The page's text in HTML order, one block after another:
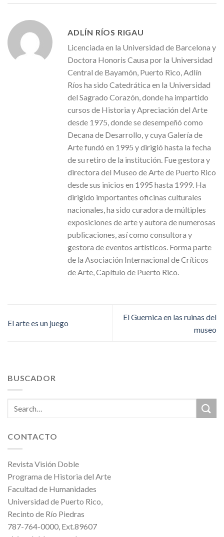
ADLÍN RÍOS RIGAU
Licenciada en la Universidad de Barcelona y
Doctora Honoris Causa por la Universidad
Central de Bayamón, Puerto Rico, Adlín
Ríos ha sido Catedrática en la Universidad
del Sagrado Corazón, donde ha impartido
cursos de Historia y Apreciación del Arte
desde 1975, donde se desempeñó como
Decana de Desarrollo, y cuya Galería de
Arte fundó en 1995 y dirigió hasta la fecha
de su retiro de la institución. Fue gestora y
directora del Museo de Arte de Puerto Rico
desde sus inicios en 1995 hasta 1999. Ha
dirigido importantes oficinas culturales
nacionales, ha sido curadora de múltiples
exposiciones de arte y autora de numerosas
publicaciones, así como consultora y
gestora de eventos artísticos. Forma parte
de la Asociación Internacional de Críticos
de Arte, Capítulo de Puerto Rico.
El arte es un juego
El Guernica en las ruinas del
museo
BUSCADOR
CONTACTO
Revista Visión Doble
Programa de Historia del Arte
Facultad de Humanidades
Universidad de Puerto Rico,
Recinto de Río Piedras
787-764-0000, Ext.89607